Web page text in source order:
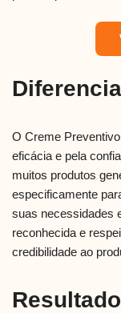
O Creme
eficácia e pela
muitos produtos
especificamente
suas necessidades
reconhecida e
credibilidade ao